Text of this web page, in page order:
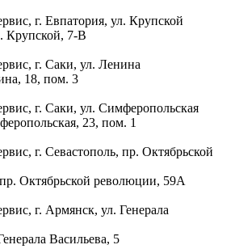
г. Евпатория, ул. Крупской
Крупской, 7-В
г. Саки, ул. Ленина
18, пом. 3
г. Саки, ул. Симферопольская
23, пом. 1
г. Севастополь, пр. Октябрьской
пр. Октябрьской революции, 59А
г. Армянск, ул. Генерала
Васильева, 5